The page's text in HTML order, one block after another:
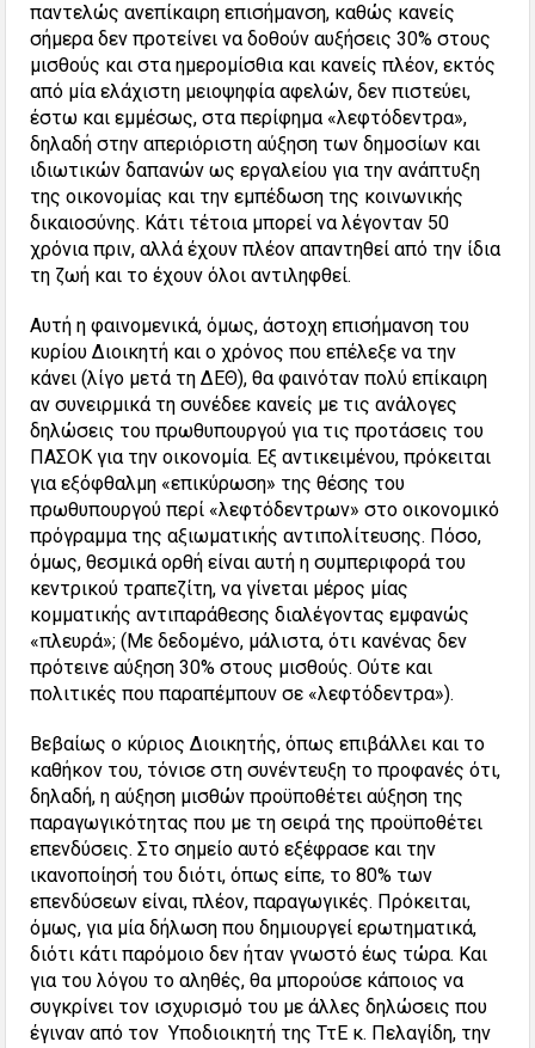
παντελώς ανεπίκαιρη επισήμανση, καθώς κανείς
σήμερα δεν προτείνει να δοθούν αυξήσεις 30% στους
μισθούς και στα ημερομίσθια και κανείς πλέον, εκτός
από μία ελάχιστη μειοψηφία αφελών, δεν πιστεύει,
έστω και εμμέσως, στα περίφημα «λεφτόδεντρα»,
δηλαδή στην απεριόριστη αύξηση των δημοσίων και
ιδιωτικών δαπανών ως εργαλείου για την ανάπτυξη
της οικονομίας και την εμπέδωση της κοινωνικής
δικαιοσύνης. Κάτι τέτοια μπορεί να λέγονταν 50
χρόνια πριν, αλλά έχουν πλέον απαντηθεί από την ίδια
τη ζωή και το έχουν όλοι αντιληφθεί.
Αυτή η φαινομενικά, όμως, άστοχη επισήμανση του
κυρίου Διοικητή και ο χρόνος που επέλεξε να την
κάνει (λίγο μετά τη ΔΕΘ), θα φαινόταν πολύ επίκαιρη
αν συνειρμικά τη συνέδεε κανείς με τις ανάλογες
δηλώσεις του πρωθυπουργού για τις προτάσεις του
ΠΑΣΟΚ για την οικονομία. Εξ αντικειμένου, πρόκειται
για εξόφθαλμη «επικύρωση» της θέσης του
πρωθυπουργού περί «λεφτόδεντρων» στο οικονομικό
πρόγραμμα της αξιωματικής αντιπολίτευσης. Πόσο,
όμως, θεσμικά ορθή είναι αυτή η συμπεριφορά του
κεντρικού τραπεζίτη, να γίνεται μέρος μίας
κομματικής αντιπαράθεσης διαλέγοντας εμφανώς
«πλευρά»; (Με δεδομένο, μάλιστα, ότι κανένας δεν
πρότεινε αύξηση 30% στους μισθούς. Ούτε και
πολιτικές που παραπέμπουν σε «λεφτόδεντρα»).
Βεβαίως ο κύριος Διοικητής, όπως επιβάλλει και το
καθήκον του, τόνισε στη συνέντευξη το προφανές ότι,
δηλαδή, η αύξηση μισθών προϋποθέτει αύξηση της
παραγωγικότητας που με τη σειρά της προϋποθέτει
επενδύσεις. Στο σημείο αυτό εξέφρασε και την
ικανοποίησή του διότι, όπως είπε, το 80% των
επενδύσεων είναι, πλέον, παραγωγικές. Πρόκειται,
όμως, για μία δήλωση που δημιουργεί ερωτηματικά,
διότι κάτι παρόμοιο δεν ήταν γνωστό έως τώρα. Και
για του λόγου το αληθές, θα μπορούσε κάποιος να
συγκρίνει τον ισχυρισμό του με άλλες δηλώσεις που
έγιναν από τον Υποδιοικητή της ΤτΕ κ. Πελαγίδη, την